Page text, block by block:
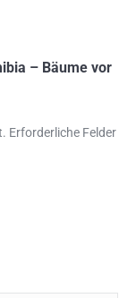
– Bäume vor
Erforderliche Felder